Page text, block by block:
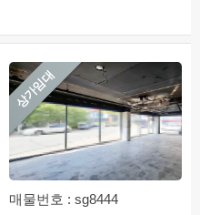
상가임대
매물번호 : sg8444